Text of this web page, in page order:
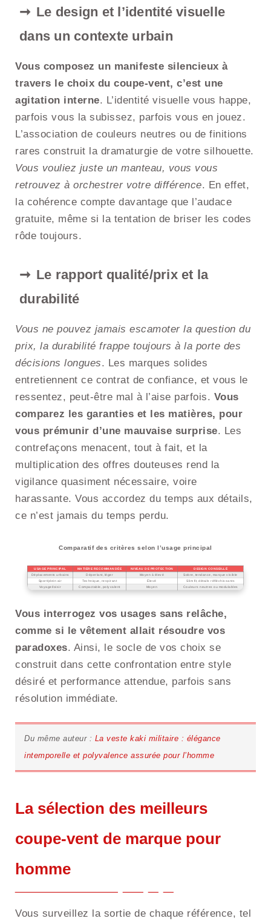
Le design et l’identité visuelle
dans un contexte urbain
Vous composez un manifeste silencieux à
travers le choix du coupe-vent, c’est une
agitation interne. L’identité visuelle vous happe,
parfois vous la subissez, parfois vous en jouez.
L’association de couleurs neutres ou de finitions
rares construit la dramaturgie de votre silhouette.
Vous vouliez juste un manteau, vous vous
retrouvez à orchestrer votre différence. En effet,
la cohérence compte davantage que l’audace
gratuite, même si la tentation de briser les codes
rôde toujours.
Le rapport qualité/prix et la
durabilité
Vous ne pouvez jamais escamoter la question du
prix, la durabilité frappe toujours à la porte des
décisions longues. Les marques solides
entretiennent ce contrat de confiance, et vous le
ressentez, peut-être mal à l’aise parfois. Vous
comparez les garanties et les matières, pour
vous prémunir d’une mauvaise surprise. Les
contrefaçons menacent, tout à fait, et la
multiplication des offres douteuses rend la
vigilance quasiment nécessaire, voire
harassante. Vous accordez du temps aux détails,
ce n’est jamais du temps perdu.
Comparatif des critères selon l’usage principal
USAGE PRINCIPAL MATIÈRE RECOMMANDÉE NIVEAU DE PROTECTION
DESIGN CONSEILLÉ
Déplacements urbains
Déperlant, léger Moyen à élevé
Sobre, tendance, marque visible
Sport/plein air
Technique, respirant Élevé
Slim fit, détails réfléchissants
Voyage/loisir
Compactable, polyvalent Moyen Couleurs neutres ou modulables
Vous interrogez vos usages sans relâche,
comme si le vêtement allait résoudre vos
paradoxes. Ainsi, le socle de vos choix se
construit dans cette confrontation entre style
désiré et performance attendue, parfois sans
résolution immédiate.
Du même auteur : La veste kaki militaire : élégance
intemporelle et polyvalence assurée pour l’homme
La sélection des meilleurs
coupe-vent de marque pour
homme
Vous surveillez la sortie de chaque référence, tel